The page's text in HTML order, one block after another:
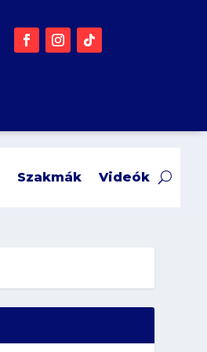
Szakmák Videók